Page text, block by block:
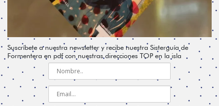
Suscríbete a nuestra newsletter y recibe nuestra Sisterguía de
Formentera en pdf con nuestras direcciones TOP en la isla